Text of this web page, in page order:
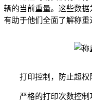
辆的当前重量。这些数据
有助于他们全面了解称重
打印控制，防止超权
严格的打印次数控制